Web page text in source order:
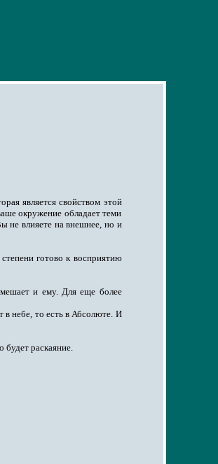
является свойством этой
окружение обладает теми
не влияете на внешнее, но и
готово к восприятию
и ему. Для еще более
в небе, то есть в Абсолюте. И
будет раскаяние.